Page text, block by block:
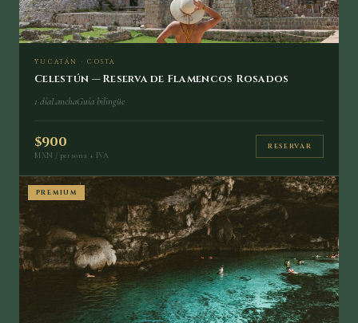
YUCATÁN · COSTA
Celestún — Reserva de Flamencos Rosados
1 díaLanchaGuía bilingüe
$900
MXN / persona + IVA
RESERVAR
PREMIUM